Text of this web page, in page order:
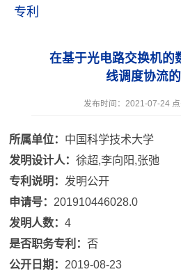
专利
在基于光电路交换机的
线调度协流
发布时间：2021-07-24 点
所属单位： 中国科学技术大学
发明设计人：徐超,李向阳,张弛
专利说明： 发明公开
申请号： 201910446028.0
发明人数：4
是否职务专利： 否
公开日期： 2019-08-23